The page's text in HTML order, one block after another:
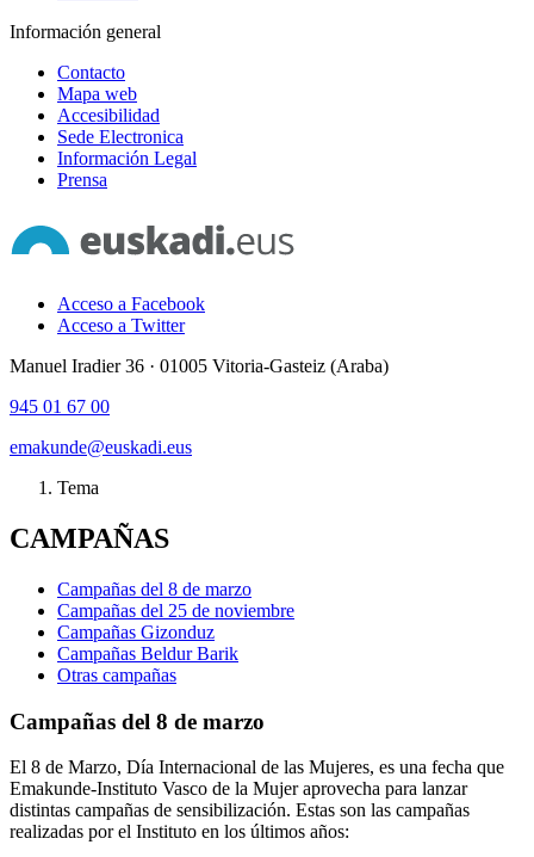
Información general
Contacto
Mapa web
Accesibilidad
Sede Electronica
Información Legal
Prensa
Acceso a Facebook
Acceso a Twitter
Manuel Iradier 36 · 01005 Vitoria-Gasteiz (Araba)
945 01 67 00
emakunde@euskadi.eus
Tema
CAMPAÑAS
Campañas del 8 de marzo
Campañas del 25 de noviembre
Campañas Gizonduz
Campañas Beldur Barik
Otras campañas
Campañas del 8 de marzo
El 8 de Marzo, Día Internacional de las Mujeres, es una fecha que
Emakunde-Instituto Vasco de la Mujer aprovecha para lanzar
distintas campañas de sensibilización. Estas son las campañas
realizadas por el Instituto en los últimos años: